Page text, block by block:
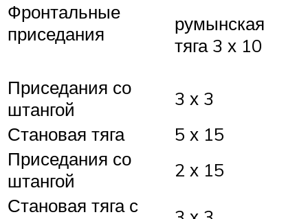
Фронтальные
приседания
румынская
тяга 3 х 10
Приседания со
штангой
3 х 3
Становая тяга
5 х 15
Приседания со
штангой
2 х 15
Становая тяга с